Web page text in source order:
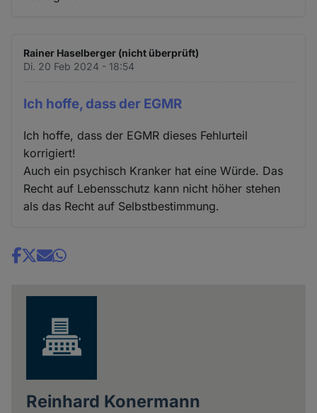
Rainer Haselberger (nicht überprüft)
Di. 20 Feb 2024 - 18:54
Ich hoffe, dass der EGMR
Ich hoffe, dass der EGMR dieses Fehlurteil
korrigiert!
Auch ein psychisch Kranker hat eine Würde. Das
Recht auf Lebensschutz kann nicht höher stehen
als das Recht auf Selbstbestimmung.
Share
Reinhard Konermann